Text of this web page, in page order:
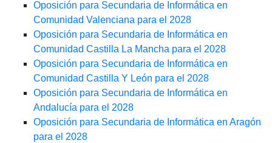
Oposición para Secundaria de Informática en
Comunidad Valenciana para el 2028
Oposición para Secundaria de Informática en
Comunidad Castilla La Mancha para el 2028
Oposición para Secundaria de Informática en
Comunidad Castilla Y León para el 2028
Oposición para Secundaria de Informática en
Andalucía para el 2028
Oposición para Secundaria de Informática en Aragón
para el 2028